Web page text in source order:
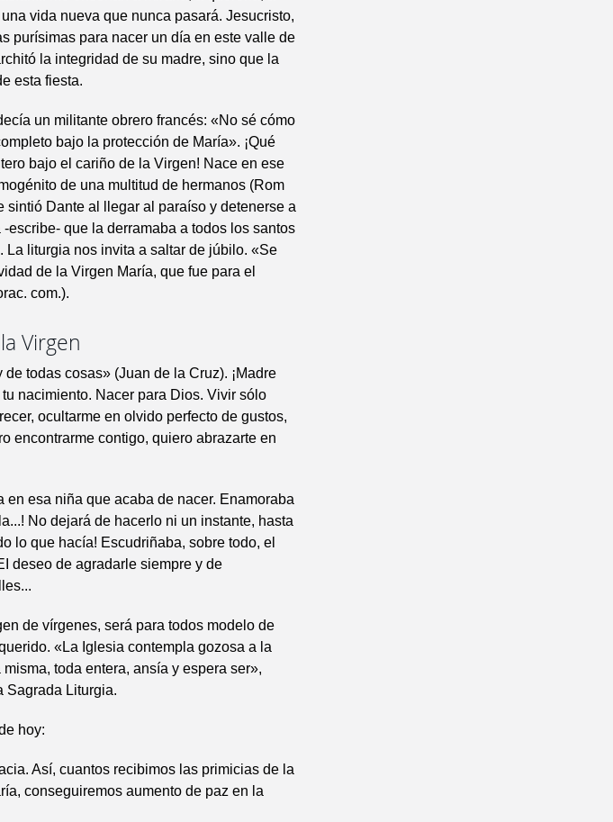
vida nueva que nunca pasará. Jesucristo,
purísimas para nacer un día en este valle de
la integridad de su madre, sino que la
esta fiesta.
un militante obrero francés: «No sé cómo
bajo la protección de María». ¡Qué
bajo el cariño de la Virgen! Nace en ese
de una multitud de hermanos (Rom
Dante al llegar al paraíso y detenerse a
que la derramaba a todos los santos
liturgia nos invita a saltar de júbilo. «Se
de la Virgen María, que fue para el
com.).
Virgen
todas cosas» (Juan de la Cruz). ¡Madre
nacimiento. Nacer para Dios. Vivir sólo
ocultarme en olvido perfecto de gustos,
encontrarme contigo, quiero abrazarte en
esa niña que acaba de nacer. Enamoraba
No dejará de hacerlo ni un instante, hasta
lo que hacía! Escudriñaba, sobre todo, el
deseo de agradarle siempre y de
de vírgenes, será para todos modelo de
«La Iglesia contempla gozosa a la
toda entera, ansía y espera ser»,
Sagrada Liturgia.
hoy:
Así, cuantos recibimos las primicias de la
conseguiremos aumento de paz en la